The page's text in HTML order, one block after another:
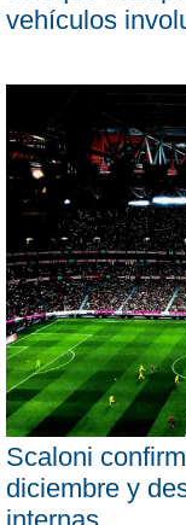
vehículos
Scaloni
diciembre y